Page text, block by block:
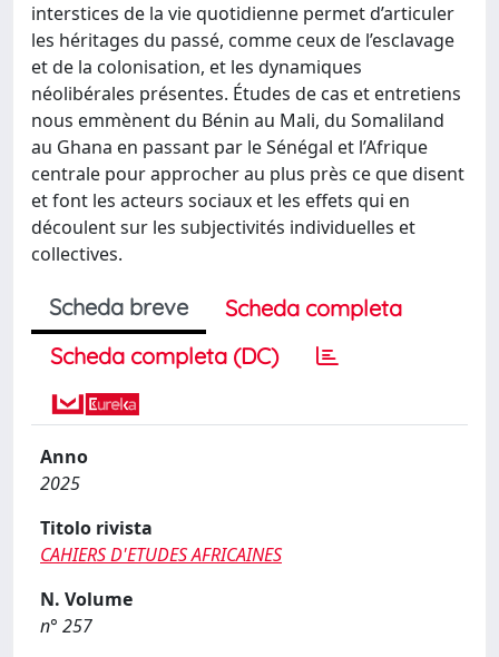
interstices de la vie quotidienne permet d’articuler
les héritages du passé, comme ceux de l’esclavage
et de la colonisation, et les dynamiques
néolibérales présentes. Études de cas et entretiens
nous emmènent du Bénin au Mali, du Somaliland
au Ghana en passant par le Sénégal et l’Afrique
centrale pour approcher au plus près ce que disent
et font les acteurs sociaux et les effets qui en
découlent sur les subjectivités individuelles et
collectives.
Scheda breve
Scheda completa
Scheda completa (DC)
Anno
2025
Titolo rivista
CAHIERS D'ETUDES AFRICAINES
N. Volume
n° 257